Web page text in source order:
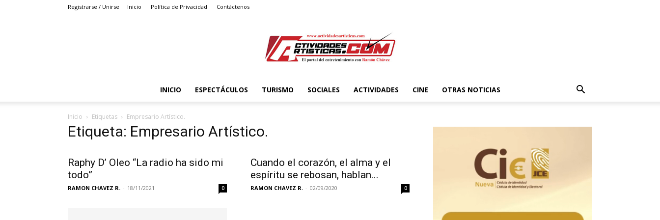
Registrarse / Unirse Inicio Política de Privacidad Contáctenos
Actividadesartisticas.com
INICIO ESPECTÁCULOS TURISMO SOCIALES ACTIVIDADES CINE OTRAS NOTICIAS
Inicio Etiquetas Empresario Artístico.
Etiqueta: Empresario Artístico.
Raphy D’ Oleo “La radio ha sido mi
todo”
RAMON CHAVEZ R. - 18/11/2021 0
Cuando el corazón, el alma y el
espíritu se rebosan, hablan...
RAMON CHAVEZ R. - 02/09/2020 0